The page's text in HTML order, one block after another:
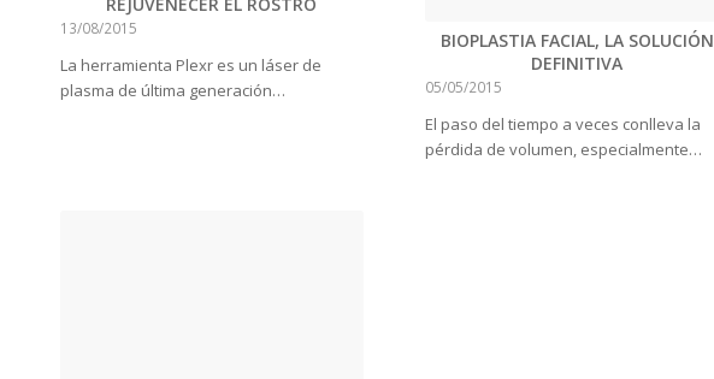
REJUVENECER EL ROSTRO
13/08/2015
La herramienta Plexr es un láser de
plasma de última generación…
BIOPLASTIA FACIAL, LA SOLUCIÓN
DEFINITIVA
05/05/2015
El paso del tiempo a veces conlleva la
pérdida de volumen, especialmente…